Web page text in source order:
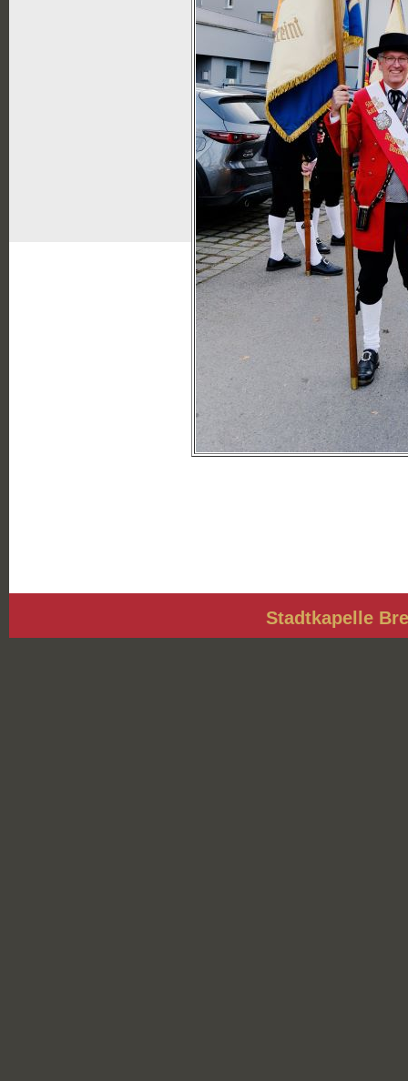
Stadtkapelle